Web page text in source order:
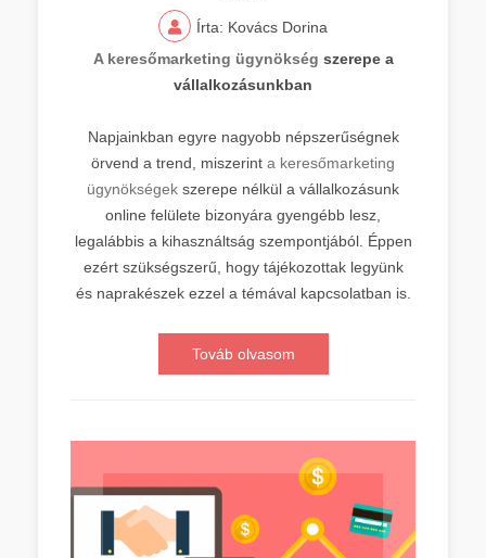
Írta: Kovács Dorina
A keresőmarketing ügynökség szerepe a
vállalkozásunkban
Napjainkban egyre nagyobb népszerűségnek
örvend a trend, miszerint a keresőmarketing
ügynökségek szerepe nélkül a vállalkozásunk
online felülete bizonyára gyengébb lesz,
legalábbis a kihasználtság szempontjából. Éppen
ezért szükségszerű, hogy tájékozottak legyünk
és naprakészek ezzel a témával kapcsolatban is.
Továb olvasom